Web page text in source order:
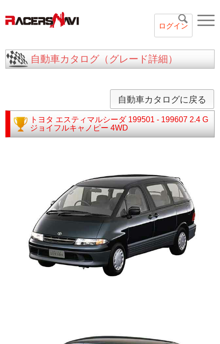
ログイン
自動車カタログ（グレード詳細）
自動車カタログに戻る
トヨタ エスティマルシーダ 199501 - 199607 2.4 G
ジョイフルキャノピー 4WD